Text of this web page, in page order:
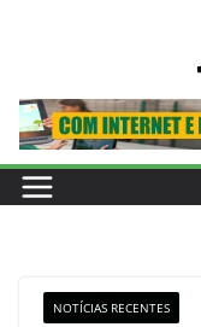
conteúdo
NOTÍCIAS RECENTES